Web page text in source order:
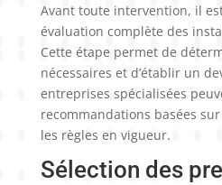
Avant toute intervention, il
évaluation complète des
Cette étape permet de
nécessaires et d’établir un
entreprises spécialisées
recommandations basées
les règles en vigueur.
Sélection des